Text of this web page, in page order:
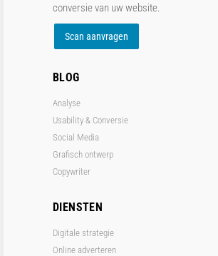
conversie van uw website.
Scan aanvragen
BLOG
Analyse
Usability & Conversie
Social Media
Grafisch ontwerp
Copywriter
DIENSTEN
Digitale strategie
Online adverteren